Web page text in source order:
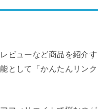
ビューなど商品を紹介す
として「かんたんリンク